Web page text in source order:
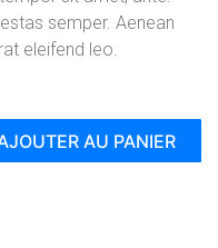
semper. Aenean
eleifend leo.
AU PANIER